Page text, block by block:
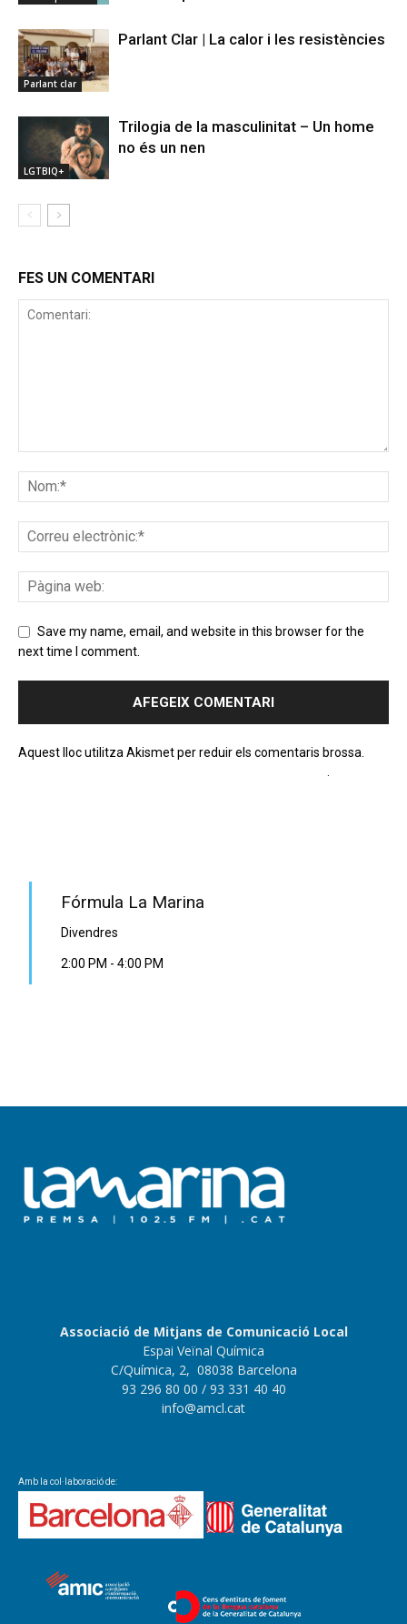
Parlant clar
Parlant Clar | La calor i les resistències
LGTBIQ+
Trilogia de la masculinitat – Un home
no és un nen
FES UN COMENTARI
Save my name, email, and website in this browser for the
next time I comment.
Aquest lloc utilitza Akismet per reduir els comentaris brossa.
Fórmula La Marina
Divendres
2:00 PM - 4:00 PM
Associació de Mitjans de Comunicació Local
Espai Veïnal Química
C/Química, 2, 08038 Barcelona
93 296 80 00 / 93 331 40 40
info@amcl.cat
Amb la col·laboració de: